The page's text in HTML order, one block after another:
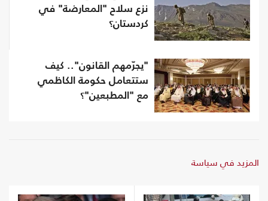
نزع سلاح "المعارضة" في
كردستان؟
"يجرّمهم القانون".. كيف
ستتعامل حكومة الكاظمي
مع "المطبعين"؟
المزيد في سياسة